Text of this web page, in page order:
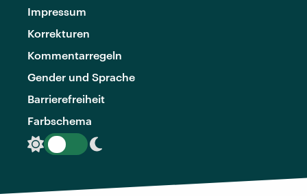
Impressum
Korrekturen
Kommentarregeln
Gender und Sprache
Barrierefreiheit
Farbschema